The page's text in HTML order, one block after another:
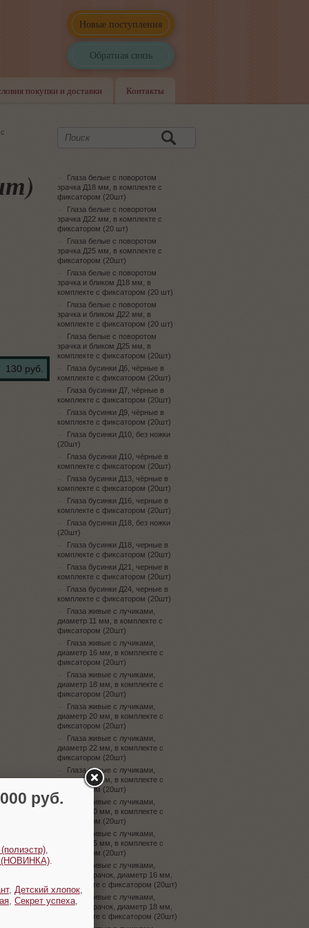
Новые поступления
Обратная связь
покупки и доставки Контакты
130 руб.
Глаза белые с поворотом
зрачка Д18 мм, в комплекте с
фиксатором (20шт)
Глаза белые с поворотом
зрачка Д22 мм, в комплекте с
фиксатором (20 шт)
Глаза белые с поворотом
зрачка Д25 мм, в комплекте с
фиксатором (20шт)
Глаза белые с поворотом
зрачка и бликом Д18 мм, в
комплекте с фиксатором (20 шт)
Глаза белые с поворотом
зрачка и бликом Д22 мм, в
комплекте с фиксатором (20 шт)
Глаза белые с поворотом
зрачка и бликом Д25 мм, в
комплекте с фиксатором (20шт)
Глаза бусинки Д6, чёрные в
комплекте с фиксатором (20шт)
Глаза бусинки Д7, чёрные в
комплекте с фиксатором (20шт)
Глаза бусинки Д9, чёрные в
комплекте с фиксатором (20шт)
Глаза бусинки Д10, без ножки
(20шт)
Глаза бусинки Д10, чёрные в
комплекте с фиксатором (20шт)
Глаза бусинки Д13, чёрные в
комплекте с фиксатором (20шт)
Глаза бусинки Д16, черные в
комплекте с фиксатором (20шт)
Глаза бусинки Д18, без ножки
(20шт)
Глаза бусинки Д18, черные в
комплекте с фиксатором (20шт)
Глаза бусинки Д21, черные в
комплекте с фиксатором (20шт)
Глаза бусинки Д24, черные в
комплекте с фиксатором (20шт)
Глаза живые с лучиками,
диаметр 11 мм, в комплекте с
фиксатором (20шт)
Глаза живые с лучиками,
диаметр 16 мм, в комплекте с
фиксатором (20шт)
Глаза живые с лучиками,
диаметр 18 мм, в комплекте с
фиксатором (20шт)
Глаза живые с лучиками,
диаметр 20 мм, в комплекте с
фиксатором (20шт)
Глаза живые с лучиками,
диаметр 22 мм, в комплекте с
фиксатором (20шт)
Глаза живые с лучиками,
диаметр 25 мм, в комплекте с
фиксатором (20шт)
Глаза живые с лучиками,
диаметр 30 мм, в комплекте с
фиксатором (20шт)
Глаза живые с лучиками,
диаметр 35 мм, в комплекте с
фиксатором (20шт)
Глаза живые с лучиками,
кошачий зрачок, диаметр 16 мм,
в комплекте с фиксатором (20шт)
Глаза живые с лучиками,
кошачий зрачок, диаметр 18 мм,
в комплекте с фиксатором (20шт)
руб.
(НОВИНКА)
, Детский хлопок
Секрет успеха